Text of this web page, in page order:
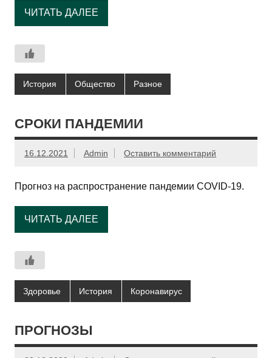
ЧИТАТЬ ДАЛЕЕ
История Общество Разное
СРОКИ ПАНДЕМИИ
16.12.2021 Admin Оставить комментарий
Прогноз на распространение пандемии COVID-19.
ЧИТАТЬ ДАЛЕЕ
Здоровье История Коронавирус
ПРОГНОЗЫ